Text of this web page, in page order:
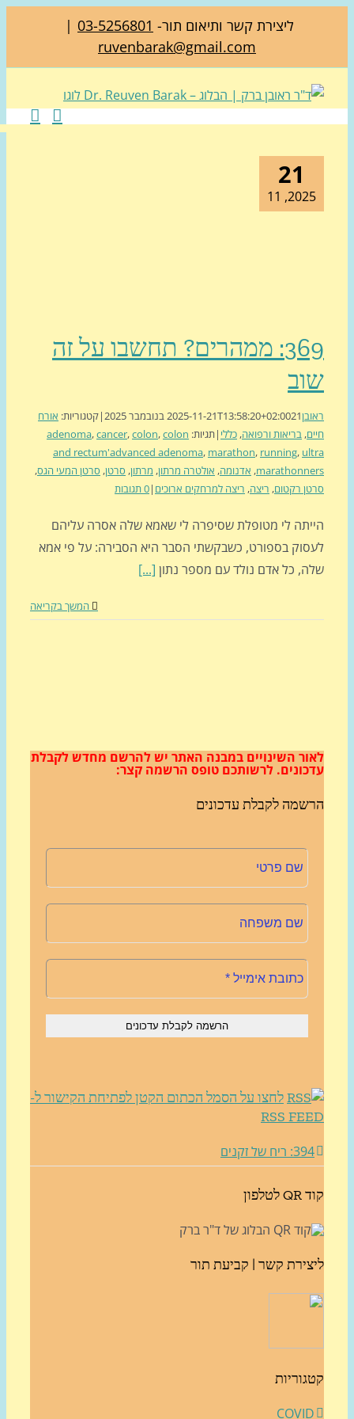
ליצירת קשר ותיאום תור-03-5256801
|
ruvenbarak@gmail.com
369: ממהרים? תחשבו על זה
2025-11-21T13:58:20+02:00
|קטגוריות:אורח
בריאות ורפואה,כללי|תגיות: adenoma,cancer,colon,colon
and rectum'advanced adenoma,marathon, running
,אדנומה,אולטרה מרתון,מרתון,סרטן,סרטן המעי הגס ,
רקטום,ריצה,ריצה למרחקים ארוכים|0 תגובות
לי מטופלת שסיפרה לי שאמא שלה אסרה עליהם
בספורט, כשבקשתי הסבר היא הסבירה: על פי אמא
כל אדם נולד עם מספר נתון[...]
המשך בקריאה
השינויים במבנה האתריש להרשם מחדש לקבלת
לרשותכם טופס הרשמה קצר:
לקבלת עדכונים
לחצו על הסמל הכתום הקטן לפתיחת הקישור ל-
RSS
קשר | קביעת תור